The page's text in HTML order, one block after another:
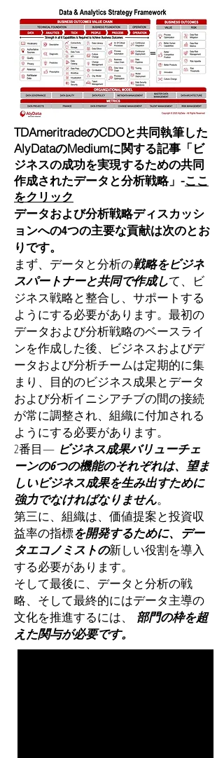
TDAmeritradeのCDOと共同執筆した
AlyDataのMediumに関する記事「ビ
ジネスの成功を実現するための共同
作成されたデータと分析戦略」-ここ
をクリック
データおよび分析戦略ディスカッシ
ョンへの4つの主要な貢献は次のとお
りです。
まず、データと分析の戦略をビジネ
スパートナーと共同で作成して、ビ
ジネス戦略と整合し、サポートする
ようにする必要があります。最初の
データおよび分析戦略のベースライ
ンを作成した後、ビジネスおよびデ
ータおよび分析チームは定期的に集
まり、目的のビジネス成果とデータ
および分析イニシアチブの間の接続
が常に調整され、組織に付加される
ようにする必要があります。
2番目— ビジネス成果バリューチェ
ーンの6つの機能のそれぞれは、望ま
しいビジネス成果を生み出すために
強力でなければなりません。
第三に、組織は、価値提案と投資収
益率の指標を開発するために、デー
タエコノミストの新しい役割を導入
する必要があります。
そして最後に、データと分析の戦
略、そして最終的にはデータ主導の
文化を推進するには、
部門の枠を超
えた関与が必要です。